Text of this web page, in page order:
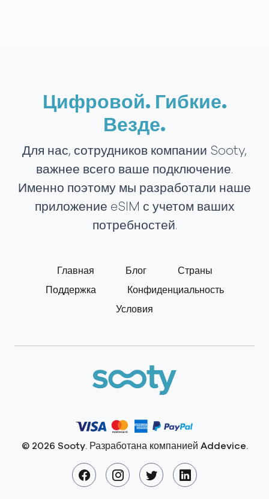
Цифровой. Гибкие.
Везде.
Для нас, сотрудников компании Sooty,
важнее всего ваше подключение.
Именно поэтому мы разработали наше
приложение eSIM с учетом ваших
потребностей.
Главная Блог
Страны
Поддержка
Конфиденциальность
Условия
© 2026 Sooty. Разработана компанией Addevice.